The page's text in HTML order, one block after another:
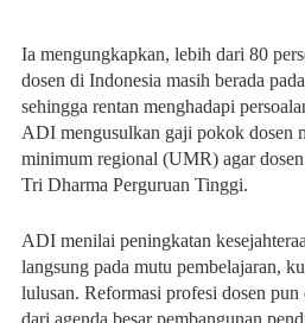
Ia mengungkapkan, lebih dari 80
dosen di Indonesia masih berada
sehingga rentan menghadapi
ADI mengusulkan gaji pokok dosen
minimum regional (UMR) agar
Tri Dharma Perguruan Tinggi.
ADI menilai peningkatan
langsung pada mutu pembelajaran,
lulusan. Reformasi profesi dosen
dari agenda besar pembangunan